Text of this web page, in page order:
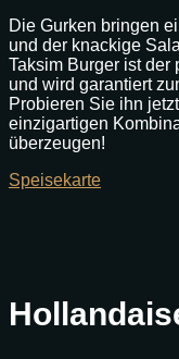
Die Gurken bringen
und der knackige
Taksim Burger ist der
und wird garantiert
Probieren Sie ihn
einzigartigen
überzeugen!
Speisekarte